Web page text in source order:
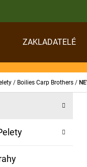
ZAKLADATELÉ
/ Boilies Carp Brothers /